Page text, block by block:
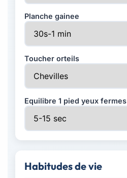
Planche gainee
Toucher orteils
Equilibre 1 pied yeux fermes
Habitudes de vie